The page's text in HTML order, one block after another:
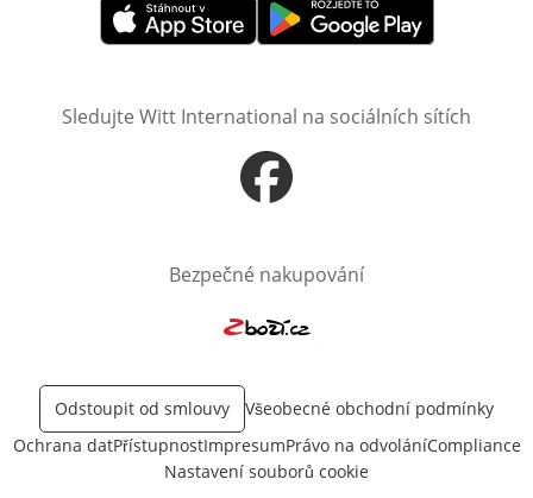
Otevře v novém okněOtevře v novém okně
Sledujte Witt International na sociálních sítích
Otevře v novém okně
Bezpečné nakupování
Odstoupit od smlouvy
Všeobecné obchodní podmínky
Ochrana datPřístupnostImpresumPrávo na odvoláníCompliance
Nastavení souborů cookie